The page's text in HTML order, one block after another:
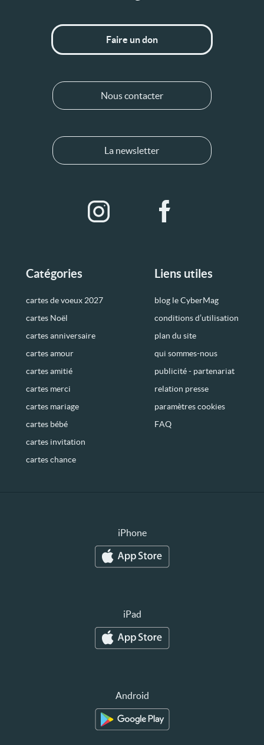
Catégories
cartes de voeux 2027
cartes Noël
cartes anniversaire
cartes amour
cartes amitié
cartes merci
cartes mariage
cartes bébé
cartes invitation
cartes chance
Liens utiles
blog le CyberMag
conditions d’utilisation
plan du site
qui sommes-nous
publicité - partenariat
relation presse
paramètres cookies
FAQ
Faire un don
Nous contacter
La newsletter
iPhone
iPad
Android